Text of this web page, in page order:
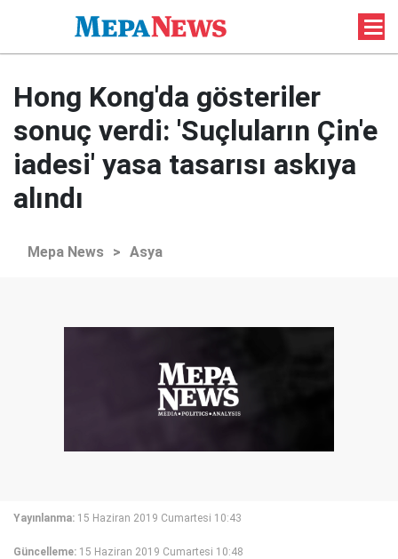
Hong Kong'da gösteriler
sonuç verdi: 'Suçluların Çin'e
iadesi' yasa tasarısı askıya
alındı
Mepa News > Asya
Yayınlanma: 15 Haziran 2019 Cumartesi 10:43
Güncelleme: 15 Haziran 2019 Cumartesi 10:48